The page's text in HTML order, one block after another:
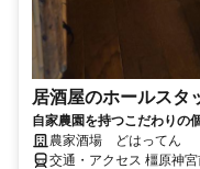
居酒屋のホールスタ
農家酒場 どはってん
交通・アクセス 橿原神